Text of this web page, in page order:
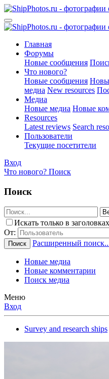
Главная
Форумы
Новые сообщения
Что нового?
Новые сообщения
медиа New resources
Медиа
Новые медиа Новые
Resources
Latest reviews Search
Пользователи
Текущие посетители
Вход
Что нового? Поиск
Поиск
Искать только в заголовках
От:
Поиск Расширенный
Новые медиа
Новые комментарии
Поиск медиа
Меню
Вход
Survey and research ships